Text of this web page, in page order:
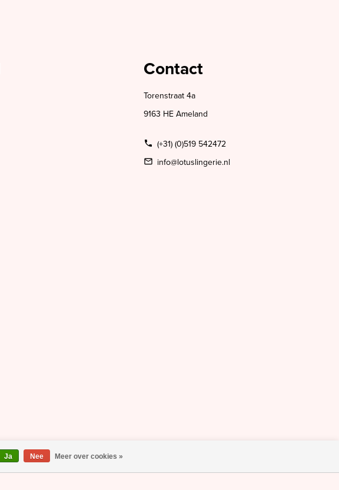
Contact
Torenstraat 4a
9163 HE Ameland
(+31) (0)519 542472
info@lotuslingerie.nl
Ja Nee Meer over cookies »